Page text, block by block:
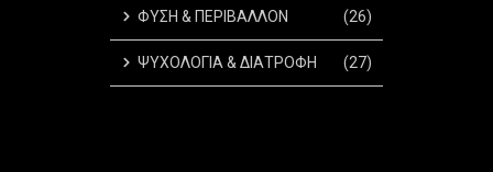
ΦΥΣΗ & ΠΕΡΙΒΑΛΛΟΝ (26)
ΨΥΧΟΛΟΓΙΑ & ΔΙΑΤΡΟΦΗ (27)